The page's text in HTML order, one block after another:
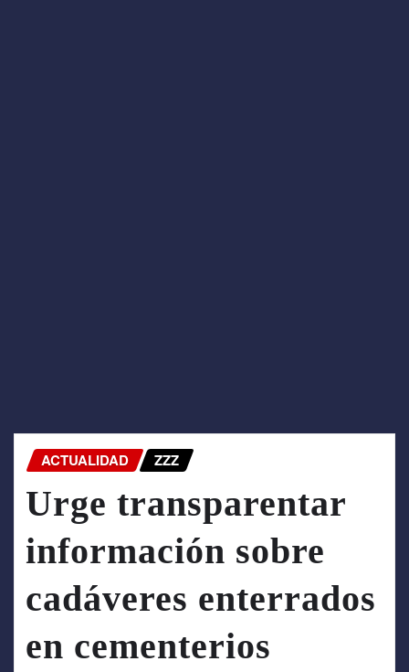
ACTUALIDAD ZZZ
Urge transparentar
información sobre
cadáveres enterrados
en cementerios